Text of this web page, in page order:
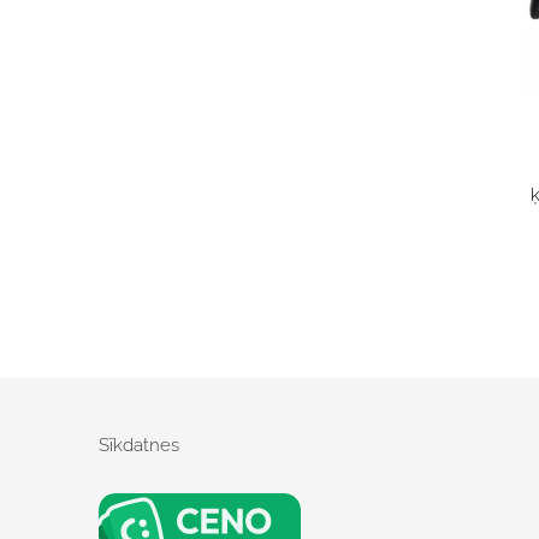
Sīkdatnes